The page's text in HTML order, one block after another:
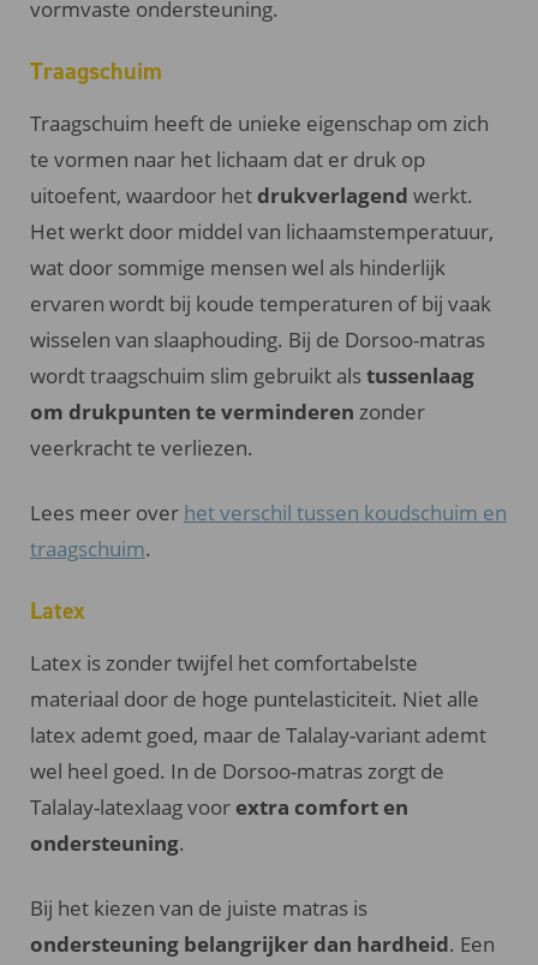
vormvaste ondersteuning.
Traagschuim
Traagschuim heeft de unieke eigenschap om zich
te vormen naar het lichaam dat er druk op
uitoefent, waardoor het drukverlagend werkt.
Het werkt door middel van lichaamstemperatuur,
wat door sommige mensen wel als hinderlijk
ervaren wordt bij koude temperaturen of bij vaak
wisselen van slaaphouding. Bij de Dorsoo-matras
wordt traagschuim slim gebruikt alstussenlaag
om drukpunten te verminderen zonder
veerkracht te verliezen.
Lees meer over het verschil tussen koudschuim en
traagschuim.
Latex
Latex is zonder twijfel het comfortabelste
materiaal door de hoge puntelasticiteit. Niet alle
latex ademt goed, maar de Talalay-variant ademt
wel heel goed. In de Dorsoo-matras zorgt de
Talalay-latexlaag voor extra comfort en
ondersteuning.
Bij het kiezen van de juiste matras is
ondersteuning belangrijker dan hardheid. Een